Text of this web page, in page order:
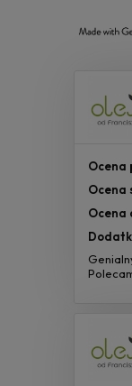
Ocena
Ocena
Ocena